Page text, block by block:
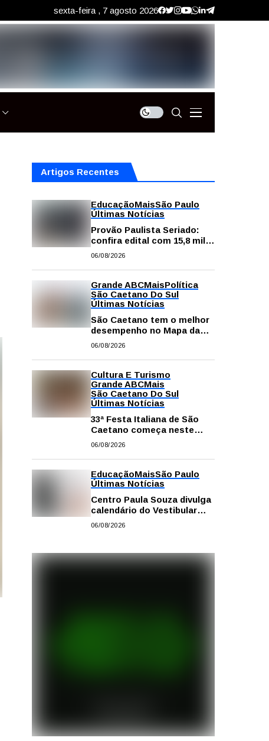
sexta-feira , 7 agosto 2026
Artigos Recentes
EducaçãoMaisSão Paulo
Últimas Notícias
Provão Paulista Seriado:
confira edital com 15,8 mil
vagas para ensino superior
06/08/2026
Grande ABCMaisPolítica
São Caetano Do Sul
Últimas Notícias
São Caetano tem o melhor
desempenho no Mapa da
Desigualdade da Grande SP
06/08/2026
Cultura E Turismo
Grande ABCMais
São Caetano Do Sul
Últimas Notícias
33ª Festa Italiana de São
Caetano começa neste
sábado com mais barracas
e atrações
06/08/2026
EducaçãoMaisSão Paulo
Últimas Notícias
Centro Paula Souza divulga
calendário do Vestibular
das Fatecs para o primeiro
06/08/2026